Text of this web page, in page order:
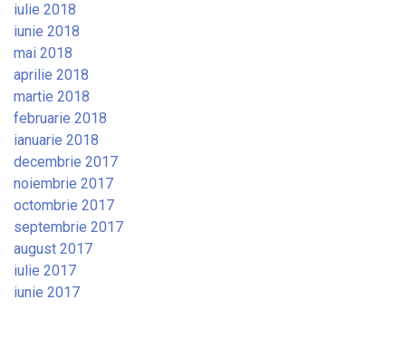
iulie 2018
iunie 2018
mai 2018
aprilie 2018
martie 2018
februarie 2018
ianuarie 2018
decembrie 2017
noiembrie 2017
octombrie 2017
septembrie 2017
august 2017
iulie 2017
iunie 2017